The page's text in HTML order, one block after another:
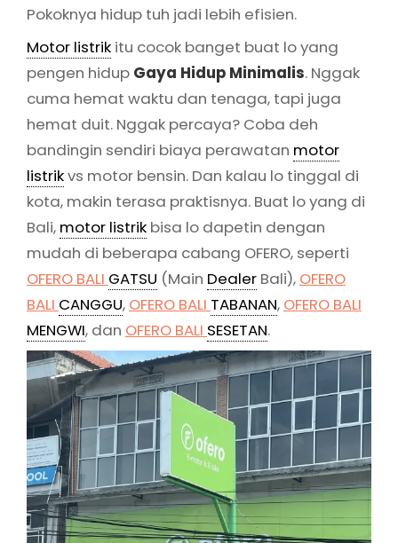
Pokoknya hidup tuh jadi lebih efisien.
Motor listrik itu cocok banget buat lo yang
pengen hidup Gaya Hidup Minimalis. Nggak
cuma hemat waktu dan tenaga, tapi juga
hemat duit. Nggak percaya? Coba deh
bandingin sendiri biaya perawatan motor
listrikvs motor bensin. Dan kalau lo tinggal di
kota, makin terasa praktisnya. Buat lo yang di
Bali, motor listrik bisa lo dapetin dengan
mudah di beberapa cabang OFERO, seperti
OFERO BALI GATSU (Main Dealer Bali), OFERO
BALI CANGGU, OFERO BALI TABANAN, OFERO BALI
MENGWI, dan OFERO BALI SESETAN.